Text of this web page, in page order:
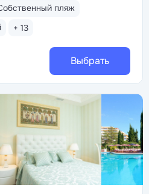
пляж
+ 13
Выбрать